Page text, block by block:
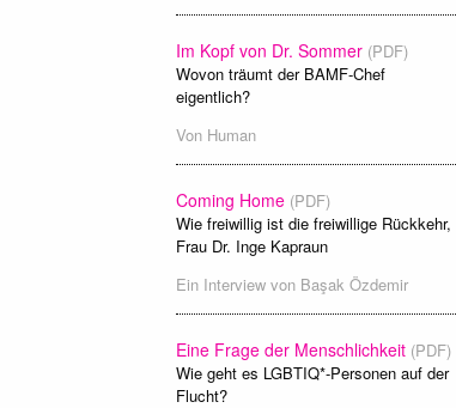
Im Kopf von Dr. Sommer (PDF)
Wovon träumt der BAMF-Chef
eigentlich?
Von Human
Coming Home (PDF)
Wie freiwillig ist die freiwillige Rückkehr,
Frau Dr. Inge Kapraun
Ein Interview von Başak Özdemir
Eine Frage der Menschlichkeit (PDF)
Wie geht es LGBTIQ*-Personen auf der
Flucht?